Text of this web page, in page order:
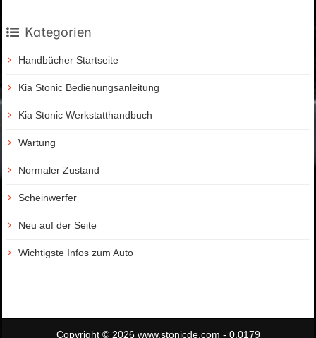
Kategorien
Handbücher Startseite
Kia Stonic Bedienungsanleitung
Kia Stonic Werkstatthandbuch
Wartung
Normaler Zustand
Scheinwerfer
Neu auf der Seite
Wichtigste Infos zum Auto
Copyright © 2026 www.stonicde.com - 0.0179